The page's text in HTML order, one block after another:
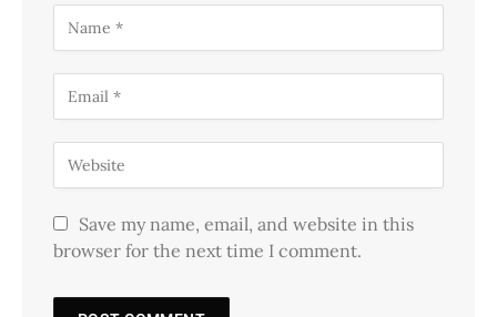
Save my name, email, and website in this
browser for the next time I comment.